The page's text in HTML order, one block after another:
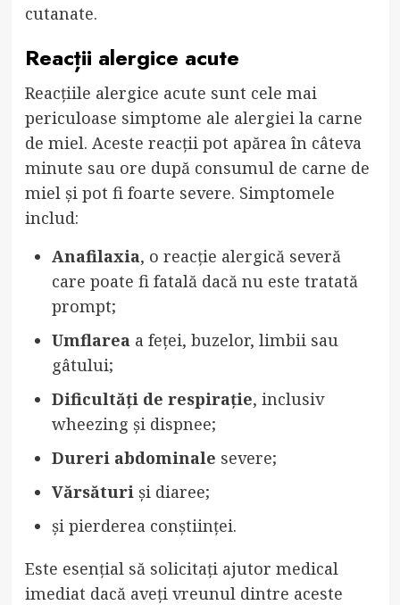
cutanate.
Reacții alergice acute
Reacțiile alergice acute sunt cele mai
periculoase simptome ale alergiei la carne
de miel. Aceste reacții pot apărea în câteva
minute sau ore după consumul de carne de
miel și pot fi foarte severe. Simptomele
includ:
Anafilaxia, o reacție alergică severă
care poate fi fatală dacă nu este tratată
prompt;
Umflarea a feței, buzelor, limbii sau
gâtului;
Dificultăți de respirație, inclusiv
wheezing și dispnee;
Dureri abdominale severe;
Vărsături și diaree;
și pierderea conștiinței.
Este esențial să solicitați ajutor medical
imediat dacă aveți vreunul dintre aceste